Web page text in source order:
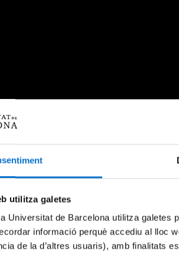
utilitza galetes
Universitat de Barcelona utilitza
informació perquè accediu al lloc
de la d’altres usuaris), amb finalitats